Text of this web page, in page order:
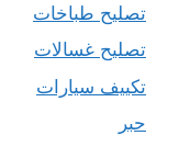
تصليح طباخات
تصليح غسالات
تكييف سيارات
حبر